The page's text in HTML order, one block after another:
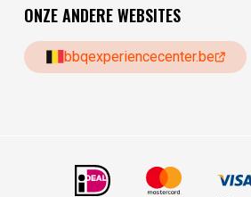
ONZE ANDERE WEBSITES
bbqexperiencecenter.be